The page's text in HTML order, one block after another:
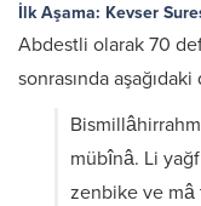
İlk Aşama: Kevser
Abdestli olarak 70
sonrasında
mübînâ. Li
zenbike ve mâ